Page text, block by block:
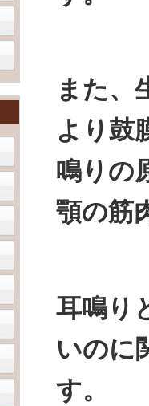
また、
より鼓
鳴りの
顎の筋
耳鳴り
いのに
す。